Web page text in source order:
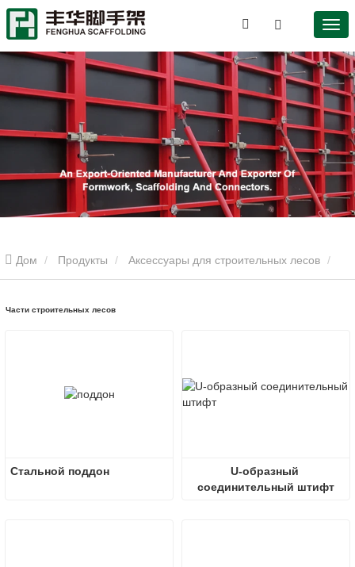
Дом Продукты Аксессуары для строительных лесов
Части строительных лесов
Стальной поддон
U-образный
соединительный штифт